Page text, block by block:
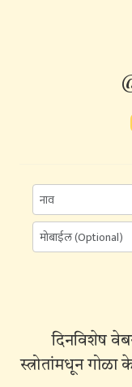
दिनविशेष
स्त्रोतांमधून